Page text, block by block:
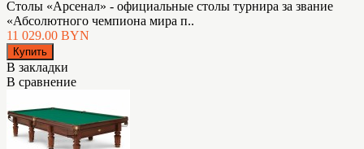
Столы «Арсенал» - официальные столы турнира за звание
«Абсолютного чемпиона мира п..
11 029.00 BYN
В закладки
В сравнение